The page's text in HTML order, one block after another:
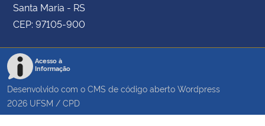
Santa Maria - RS
CEP: 97105-900
Acesso à
Informação
Desenvolvido com o CMS de código aberto Wordpress
2026 UFSM / CPD